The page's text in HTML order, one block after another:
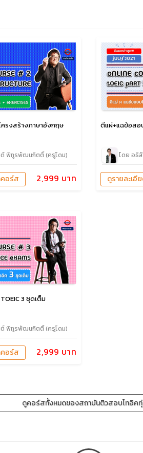
รงสร้างภาษาอังกฤษ
พิทูรพัฒนกิตติ์ (ครูโดม)
2,999 บาท
คอร์ส
ตีแผ่+แฉข้อสอ
โดย อธิ
ดูรายละเอี
3 ชุดเต็ม
พิทูรพัฒนกิตติ์ (ครูโดม)
2,999 บาท
คอร์ส
ดูคอร์สทั้งหมดของสถาบันติวสอบโทอิค